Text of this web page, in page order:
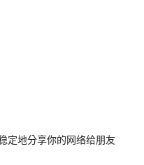
定地分享你的网络给朋友